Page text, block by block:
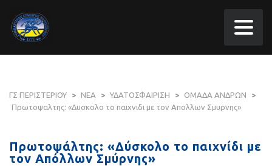
ΓΣ ΠΕΡΙΣΤΕΡΙΟΥ > ΝΕΑ > ΥΔΑΤΟΣΦΑΙΡΙΣΗ > ΟΜΑΔΑ ΑΝΔΡΩΝ
>
Πρωτοψαλτης: «Δυσκολο το παιχνιδι με τον Απολλων Σμυρνης»
Πρωτοψάλτης: «Δύσκολο το παιχνίδι με
τον Απόλλων Σμύρνης»